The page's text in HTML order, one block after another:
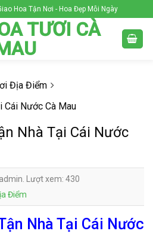
Hoa Tận Nơi - Hoa Đẹp Mỗi Ngày
TƯƠI CÀ
Địa Điểm
Cái Nước Cà Mau
Nhà Tại Cái Nước
Lượt xem: 430
Điểm
Nhà Tại Cái Nước